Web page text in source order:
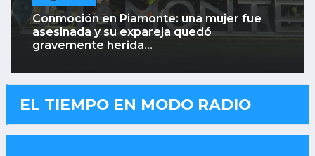
Conmoción en Piamonte: una mujer fue
asesinada y su expareja quedó
gravemente herida...
EL TIEMPO EN MODO RADIO